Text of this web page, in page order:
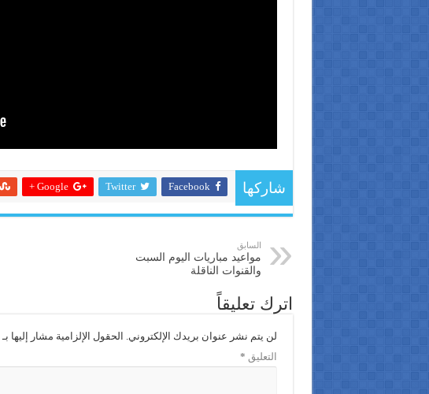
شاركها Facebook
Twitter
Google +
السابق
مواعيد مباريات اليوم السبت
والقنوات الناقلة
اترك تعليقاً
لن يتم نشر عنوان بريدك الإلكتروني. الحقول الإلزامية مشار إليها بـ
التعليق *